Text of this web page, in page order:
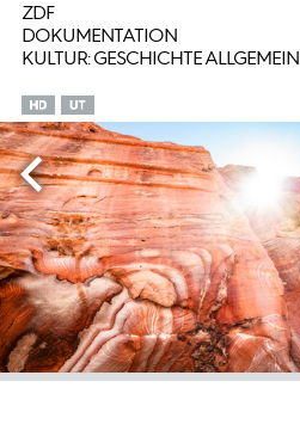
ZDF
DOKUMENTATION
KULTUR: GESCHICHTE ALLGEMEIN